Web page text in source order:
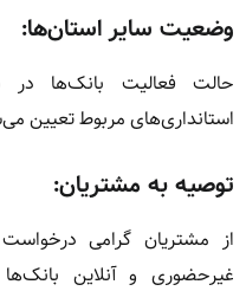
وضعیت سایر استان‌ها:
حالت فعالیت بانک‌ها
استانداری‌های مربوط تعیین
توصیه به مشتریان:
از مشتریان گرامی
غیرحضوری و آنلاین